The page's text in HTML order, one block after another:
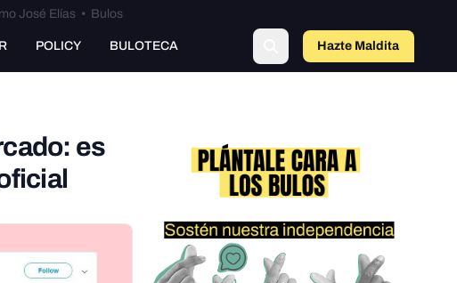
José Elías • Bulos
POLICY BULOTECA Hazte Maldito
es